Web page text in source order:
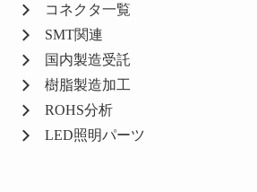
コネクタ一覧
SMT関連
国内製造受託
樹脂製造加工
ROHS分析
LED照明パーツ